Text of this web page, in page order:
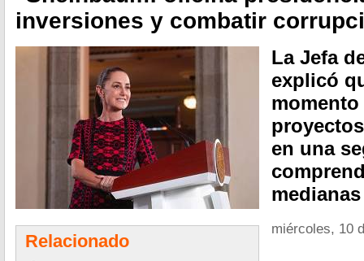
inversiones y combatir
Relacionado
La Jefa
explicó
en una
medianas
miércoles, 10